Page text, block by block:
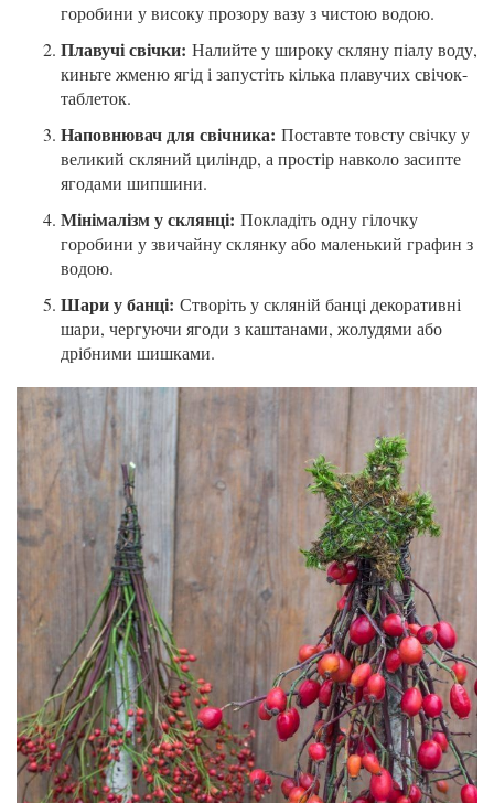
горобини у високу прозору вазу з чистою водою.
Плавучі свічки: Налийте у широку скляну піалу воду,
киньте жменю ягід і запустіть кілька плавучих свічок-
таблеток.
Наповнювач для свічника: Поставте товсту свічку у
великий скляний циліндр, а простір навколо засипте
ягодами шипшини.
Мінімалізм у склянці: Покладіть одну гілочку
горобини у звичайну склянку або маленький графин з
водою.
Шари у банці: Створіть у скляній банці декоративні
шари, чергуючи ягоди з каштанами, жолудями або
дрібними шишками.